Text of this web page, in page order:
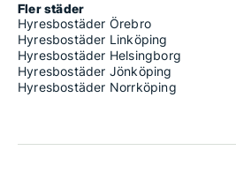
Fler städer
Hyresbostäder Örebro
Hyresbostäder Linköping
Hyresbostäder Helsingborg
Hyresbostäder Jönköping
Hyresbostäder Norrköping